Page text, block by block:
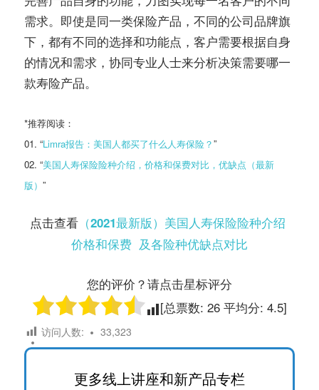
需求。即使是同一类保险产品，不同的公司品牌旗
下，都有不同的选择和功能点，客户需要根据自身
的情况和需求，协同专业人士来分析决策需要哪一
款寿险产品。
*推荐阅读：
01. “Limra报告：美国人都买了什么人寿保险？”
02. “美国人寿保险险种介绍，价格和保费对比，优缺点（最新
版） ”
点击查看 （2021最新版）美国人寿保险险种介绍
价格和保费 及各险种优缺点对比
您的评价？请点击星标评分
[总票数: 26 平均分: 4.5]
访问人数: 33,323
更多线上讲座和新产品专栏